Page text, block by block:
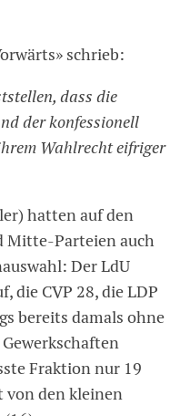
schrieb:
dass die
der konfessionell
Wahlrecht eifriger
hatten auf den
Mitte-Parteien auch
Der LdU
die CVP 28, die LDP
bereits damals ohne
Fraktion nur 19
von den kleinen